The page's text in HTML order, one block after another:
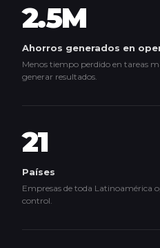
2.5M
Ahorros generados en
Menos tiempo perdido en tareas
generar resultados.
21
Países
Empresas de toda Latinoamérica
control.